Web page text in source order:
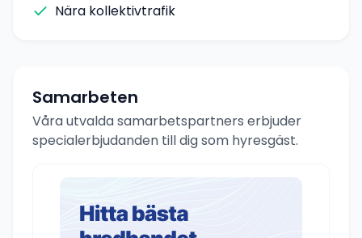
Nära kollektivtrafik
Samarbeten
Våra utvalda samarbetspartners erbjuder
specialerbjudanden till dig som hyresgäst.